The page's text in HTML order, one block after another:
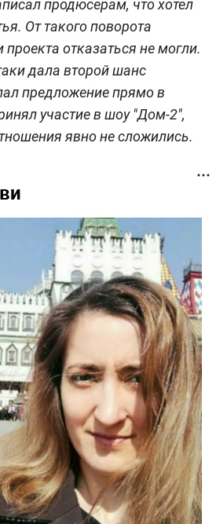
продюсерам, что хотел
От такого поворота
отказаться не могли.
дала второй шанс
предложение прямо в
участие в шоу "Дом-2",
явно не сложились.